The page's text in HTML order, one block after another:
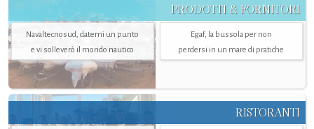
PRODOTTI & FORNITORI
Navaltecnosud, datemi un punto
e vi solleverò il mondo nautico
Egaf, la bussola per non
perdersi in un mare di pratiche
RISTORANTI